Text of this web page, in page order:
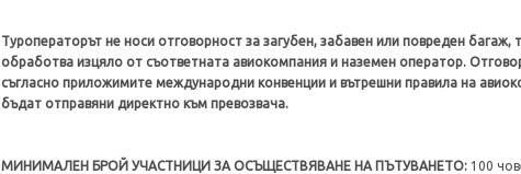
Туроператорът не носи отговорност за загубен, забавен или повреден багаж,
обработва изцяло от съответната авиокомпания и наземен оператор.
съгласно приложимите международни конвенции и вътрешни правила на
бъдат отправяни директно към превозвача.
МИНИМАЛЕН БРОЙ УЧАСТНИЦИ ЗА ОСЪЩЕСТВЯВАНЕ НА ПЪТУВАНЕТО: 100